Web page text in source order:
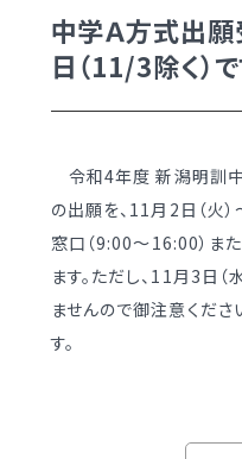
教育方針
明訓の学び GSC
学校案内
（デジタルパンフ）
入試情報
教育方針
学校案内
明訓の学び GSC
入学案内
中学Ａ方式出
日（11/3除く）
令和4年度 新潟明訓
の出願を、11月2日（火
窓口（9:00～16:00）ま
ます。ただし、11月3日
ませんので御注意くださ
す。